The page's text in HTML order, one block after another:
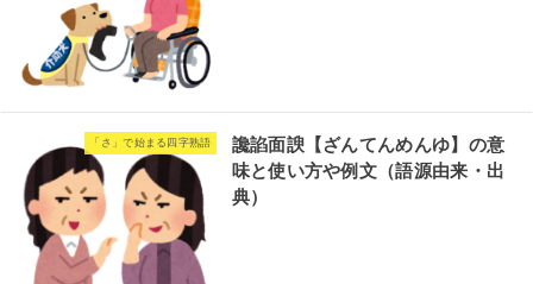
「さ」で始まる四字熟語
讒諂面諛【ざんてんめんゆ】の意
味と使い方や例文（語源由来・出
典）